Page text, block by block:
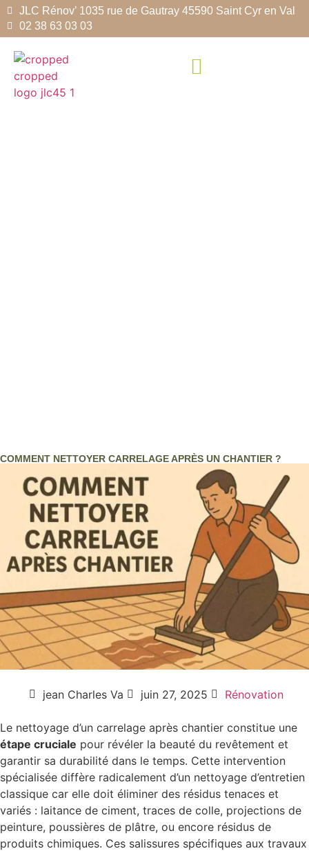
JLC Rénov’ 1035 rue de Gautray 45590 Saint Cyr en Val
02 38 63 03 03
COMMENT NETTOYER CARRELAGE APRÈS UN CHANTIER ?
jean Charles Va juin 27, 2025 Rénovation
Le nettoyage d’un carrelage après chantier constitue une
étape cruciale pour révéler la beauté du revêtement et
garantir sa durabilité dans le temps. Cette intervention
spécialisée diffère radicalement d’un nettoyage d’entretien
classique car elle doit éliminer des résidus tenaces et
variés : laitance de ciment, traces de colle, projections de
peinture, poussières de plâtre, ou encore résidus de
produits chimiques. Ces salissures spécifiques aux travaux